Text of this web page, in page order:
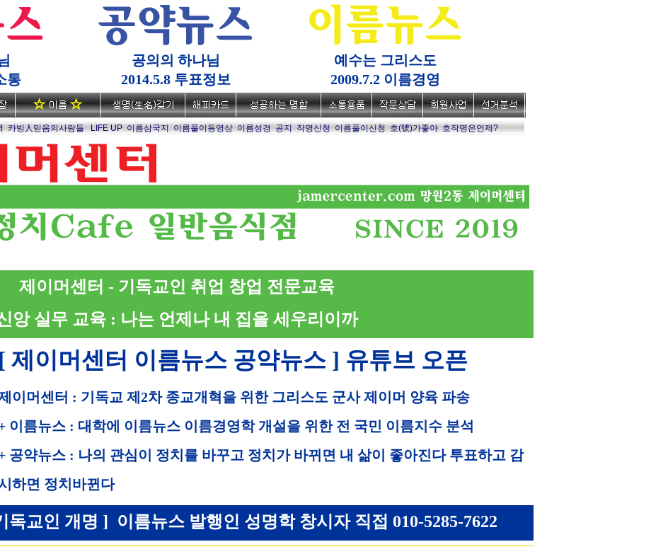
통
공의의 하나님
2014.5.8 투표정보
예수는 그리스도
2009.7.2 이름경영
카빙人믿음의사람들 LIFE UP 이름삼국지 이름풀이동영상 이름성경 공지 작명신청 이름풀이신청 호(號)가좋아 호작명은언제?
제이머센터 - 기독교인 취업 창업 전문교육
앙 실무 교육 : 나는 언제나 내 집을 세우리이까
[ 제이머센터 이름뉴스 공약뉴스 ] 유튜브 오픈
이머센터 : 기독교 제2차 종교개혁을 위한 그리스도 군사 제이머 양육 파송
이름뉴스 : 대학에 이름뉴스 이름경영학 개설을 위한 전 국민 이름지수 분석
공약뉴스 : 나의 관심이 정치를 바꾸고 정치가 바뀌면 내 삶이 좋아진다 투표하고 감
하면 정치바뀐다
독교인 개명 ] 이름뉴스 발행인 성명학 창시자 직접 010-5285-7622